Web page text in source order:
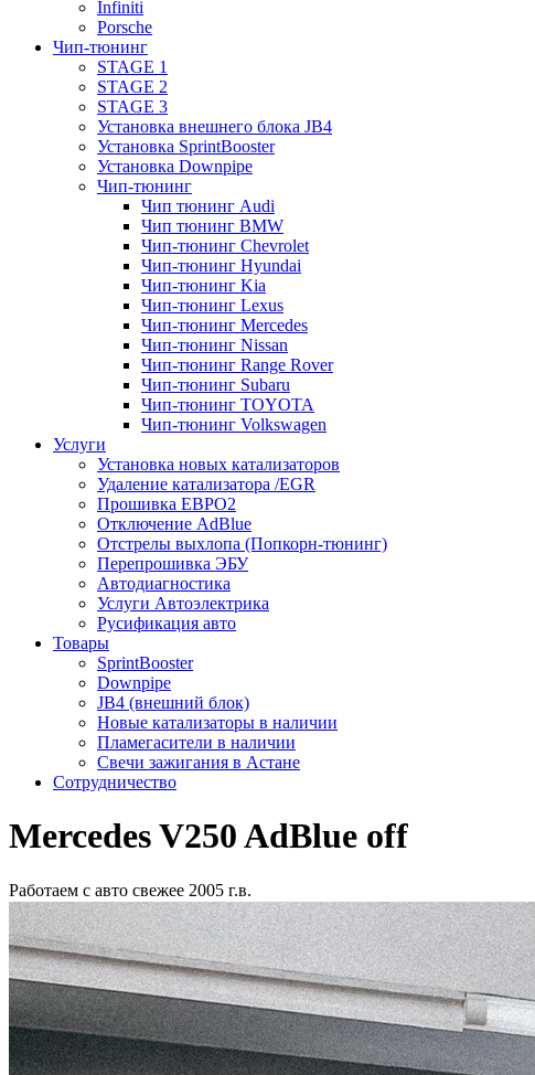
Infiniti
Porsche
Чип-тюнинг
STAGE 1
STAGE 2
STAGE 3
Установка внешнего блока JB4
Установка SprintBooster
Установка Downpipe
Чип-тюнинг
Чип тюнинг Audi
Чип тюнинг BMW
Чип-тюнинг Chevrolet
Чип-тюнинг Hyundai
Чип-тюнинг Kia
Чип-тюнинг Lexus
Чип-тюнинг Mercedes
Чип-тюнинг Nissan
Чип-тюнинг Range Rover
Чип-тюнинг Subaru
Чип-тюнинг TOYOTA
Чип-тюнинг Volkswagen
Услуги
Установка новых катализаторов
Удаление катализатора /EGR
Прошивка ЕВРО2
Отключение AdBlue
Отстрелы выхлопа (Попкорн-тюнинг)
Перепрошивка ЭБУ
Автодиагностика
Услуги Автоэлектрика
Русификация авто
Товары
SprintBooster
Downpipe
JB4 (внешний блок)
Новые катализаторы в наличии
Пламегасители в наличии
Свечи зажигания в Астане
Сотрудничество
Mercedes V250 AdBlue off
Работаем с авто свежее 2005 г.в.